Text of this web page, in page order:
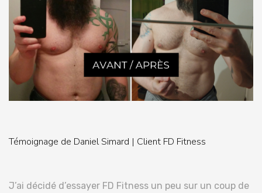
Témoignage de Daniel Simard | Client FD Fitness
J’ai décidé d’essayer FD Fitness un peu sur un coup de